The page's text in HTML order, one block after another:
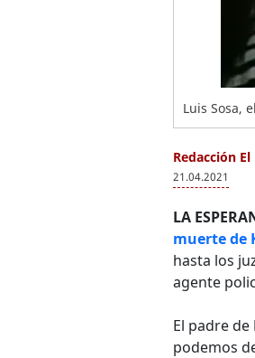
Luis Sosa,
Redacción
21.04.2021
LA
muerte de
hasta los
agente
El padre de
podemos